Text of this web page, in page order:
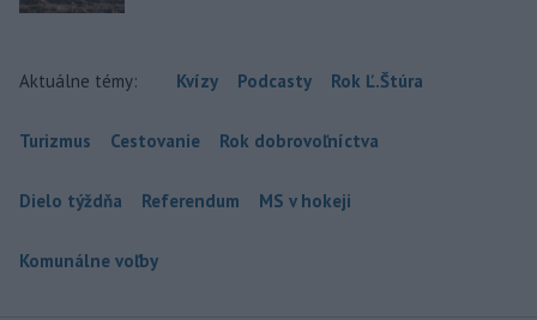
Aktuálne témy: Kvízy Podcasty Rok Ľ.Štúra
Turizmus Cestovanie Rok dobrovoľníctva
Dielo týždňa Referendum MS v hokeji
Komunálne voľby